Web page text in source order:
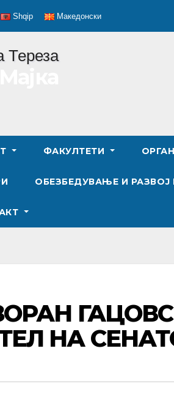
Shqip Македонски
ФАКУЛТЕТИ
ОБЕЗБЕДУВАЊЕ И РАЗВОЈ
НА